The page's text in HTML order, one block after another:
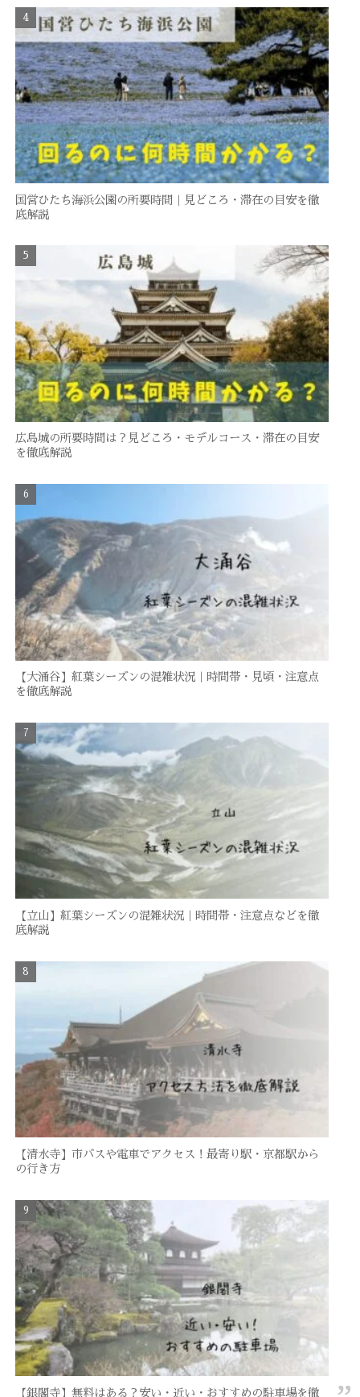
国営ひたち海浜公園の所要時間｜見どころ・滞在の目安を徹
底解説
広島城の所要時間は？見どころ・モデルコース・滞在の目安
を徹底解説
【大涌谷】紅葉シーズンの混雑状況｜時間帯・見頃・注意点
を徹底解説
【立山】紅葉シーズンの混雑状況｜時間帯・注意点などを徹
底解説
【清水寺】市バスや電車でアクセス！最寄り駅・京都駅から
の行き方
【銀閣寺】無料はある？安い・近い・おすすめの駐車場を徹